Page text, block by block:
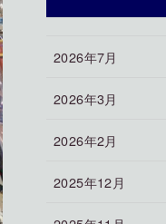
2026年7月
2026年3月
2026年2月
2025年12月